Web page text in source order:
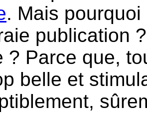
. Mais
publication
? Parce que,
belle et